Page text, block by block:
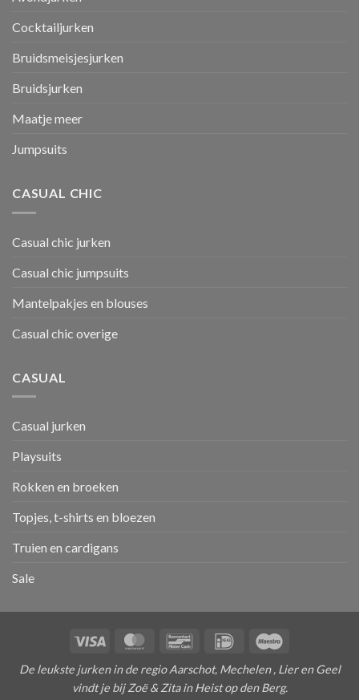
Cocktailjurken
Bruidsmeisjesjurken
Bruidsjurken
Maatje meer
Jumpsuits
CASUAL CHIC
Casual chic jurken
Casual chic jumpsuits
Mantelpakjes en blouses
Casual chic overige
CASUAL
Casual jurken
Playsuits
Rokken en broeken
Topjes, t-shirts en bloezen
Truien en cardigans
Sale
Visa MasterCardBancontactIDeal
De leukste jurken in de regio Aarschot, Mechelen , Lier en Geel
vindt je bij Zoë & Zita in Heist op den Berg.